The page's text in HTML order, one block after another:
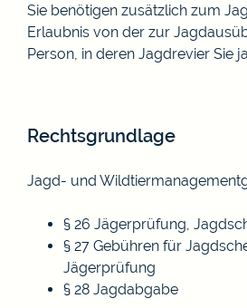
Sie benötigen zusätzlich zum
Erlaubnis von der zur
Person, in deren Jagdrevier Sie
Rechtsgrundlage
Jagd- und
§ 26 Jägerprüfung,
§ 27 Gebühren für
Jägerprüfung
§ 28 Jagdabgabe